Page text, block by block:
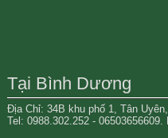
Tại Bình Dương
Địa Chỉ: 34B khu phố 1, Tân
Tel: 0988.302.252 - 06503656609.